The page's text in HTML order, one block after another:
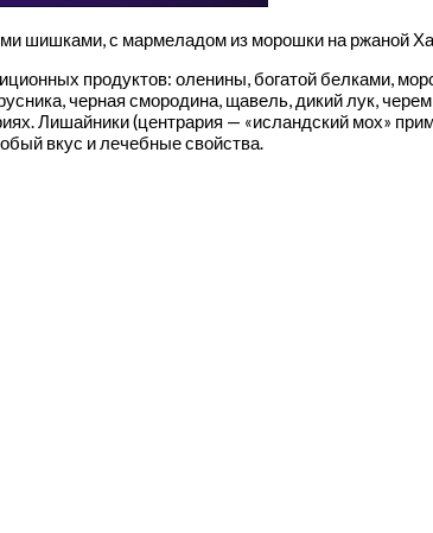
шишками, с мармеладом из морошки на ржаной
продуктов: оленины, богатой белками,
черная смородина, щавель, дикий лук,
Лишайники (центрария — «исландский мох»
вкус и лечебные свойства.